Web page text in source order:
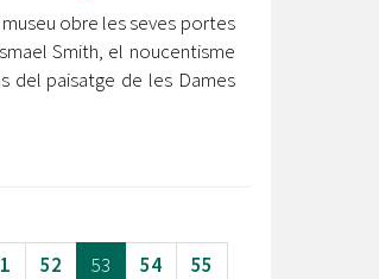
obre les seves portes
Smith, el noucentisme
del paisatge de les Dames
52 53 54
55